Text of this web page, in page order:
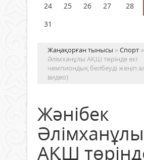
24
25 26 27 28
31
Жаңақорған тынысы »Спорт
Әлімханұлы АҚШ төрінде екі
чемпиондық белбеуді жеңіп
видео)
Жәнібек
Әлімханұлы
АҚШ